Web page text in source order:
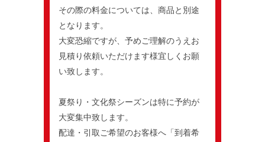
その際の料金については、商品と別途
となります。
大変恐縮ですが、予めご理解のうえお
見積り依頼いただけます様宜しくお願
い致します。
夏祭り・文化祭シーズンは特に予約が
大変集中致します。
配達・引取ご希望のお客様へ「到着希